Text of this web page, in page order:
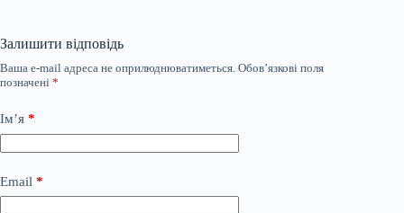
Залишити відповідь
Ваша e-mail адреса не оприлюднюватиметься. Обов’язкові поля
позначені *
Ім’я *
Email *